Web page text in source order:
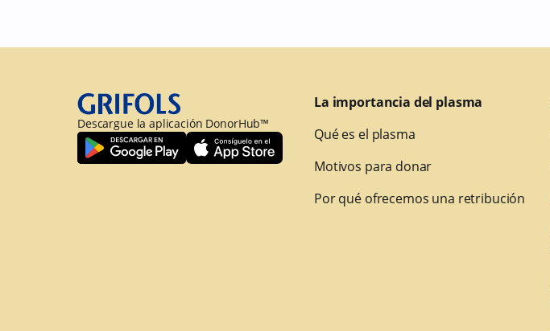
Descargue la aplicación DonorHub™
La importancia del plasma
Qué es el plasma
Motivos para donar
Por qué ofrecemos una retribución